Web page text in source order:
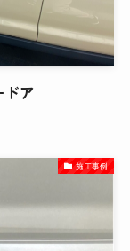
ア
施工事例